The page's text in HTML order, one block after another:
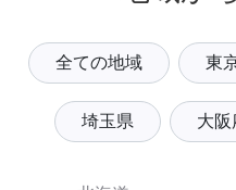
全ての地域 東
埼玉県 大阪